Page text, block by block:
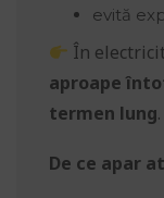
evită
În
aproape
termen lung.
De ce apar